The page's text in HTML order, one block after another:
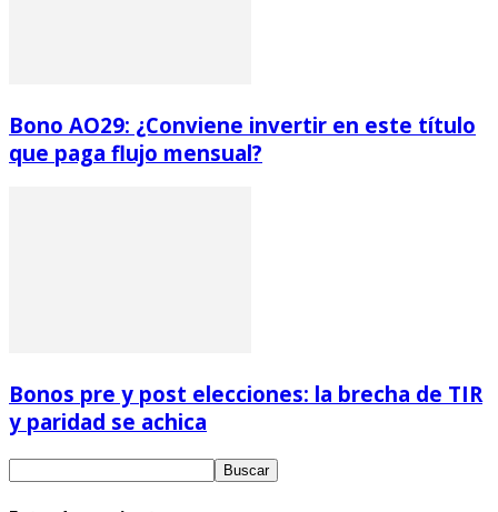
Bono AO29: ¿Conviene invertir en este título
que paga flujo mensual?
Bonos pre y post elecciones: la brecha de TIR
y paridad se achica